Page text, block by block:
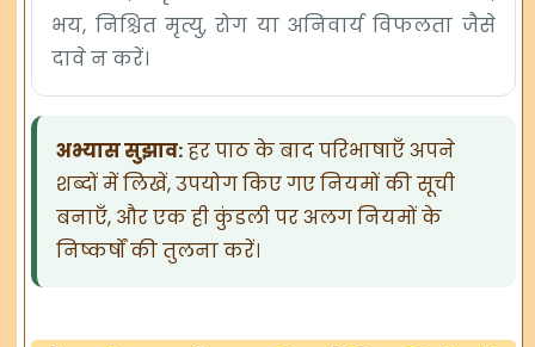
भय, निश्चित मृत्यु, रोग या अनिवार्य विफलता जैसे
दावे न करें।
अभ्यास सुझाव:हर पाठ के बाद परिभाषाएँ अपने
शब्दों में लिखें, उपयोग किए गए नियमों की सूची
बनाएँ, और एक ही कुंडली पर अलग नियमों के
निष्कर्षों की तुलना करें।